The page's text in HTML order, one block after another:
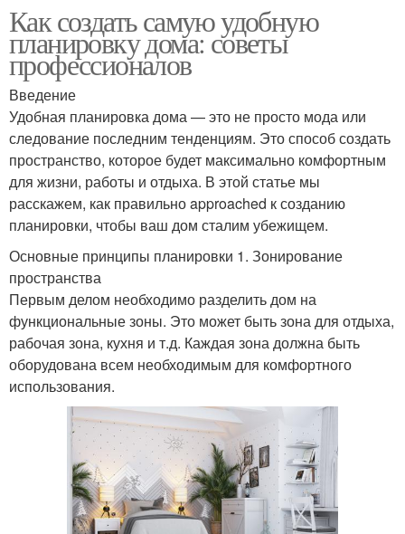
Как создать самую удобную
планировку дома: советы
профессионалов
Введение
Удобная планировка дома — это не просто мода или
следование последним тенденциям. Это способ создать
пространство, которое будет максимально комфортным
для жизни, работы и отдыха. В этой статье мы
расскажем, как правильно approached к созданию
планировки, чтобы ваш дом сталим убежищем.
Основные принципы планировки 1. Зонирование
пространства
Первым делом необходимо разделить дом на
функциональные зоны. Это может быть зона для отдыха,
рабочая зона, кухня и т.д. Каждая зона должна быть
оборудована всем необходимым для комфортного
использования.